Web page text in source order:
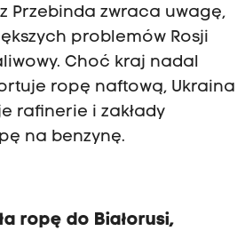
Przebinda zwraca uwagę,
problemów Rosji
Choć kraj nadal
ropę naftową, Ukraina
rafinerie i zakłady
na benzynę.
ropę do Białorusi,